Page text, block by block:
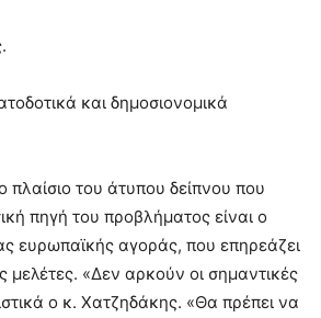
και δημοσιονομικά
του άτυπου δείπνου που
πηγή του προβλήματος είναι ο
ευρωπαϊκής αγοράς, που επηρεάζει
μελέτες. «Δεν αρκούν οι σημαντικές
ο κ. Χατζηδάκης. «Θα πρέπει να